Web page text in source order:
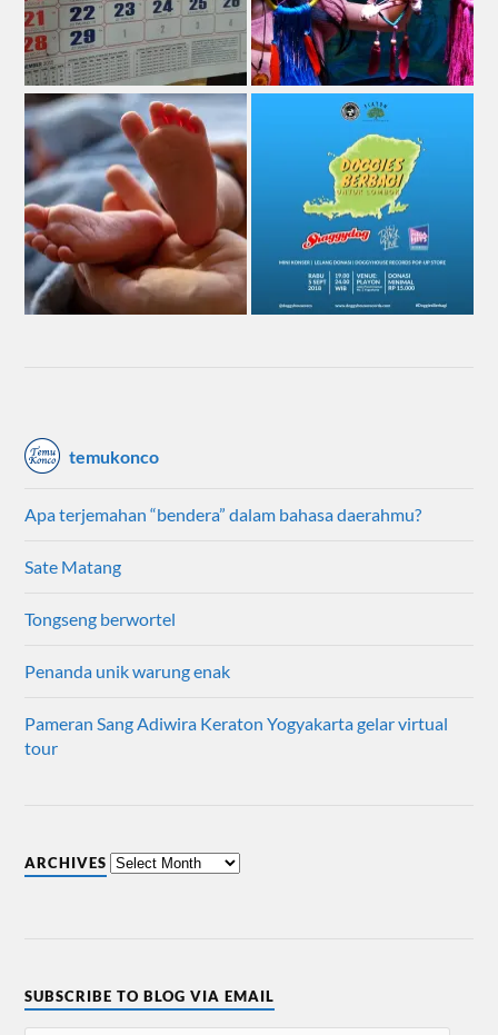
temukonco
Apa terjemahan “bendera” dalam bahasa daerahmu?
Sate Matang
Tongseng berwortel
Penanda unik warung enak
Pameran Sang Adiwira Keraton Yogyakarta gelar virtual
tour
ARCHIVES
SUBSCRIBE TO BLOG VIA EMAIL